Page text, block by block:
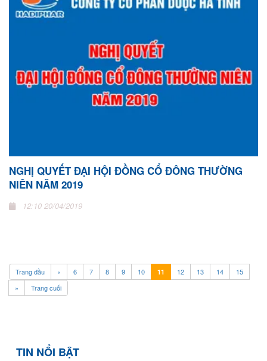
NGHỊ QUYẾT ĐẠI HỘI ĐỒNG CỔ ĐÔNG THƯỜNG
NIÊN NĂM 2019
12:10 20/04/2019
Trang đầu « 6 7 8 9 10 11 12 13 14
15
»
Trang cuối
TIN NỔI BẬT